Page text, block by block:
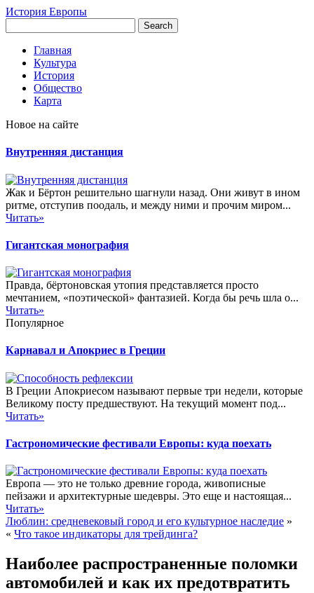
История Европы
Главная
Культура
История
Общество
Карта
Новое на сайте
Внутренняя дистанция
Жак и Бёртон решительно шагнули назад. Они живут в ином
ритме, отступив поодаль, и между ними и прочим миром...
Читать»
Гигантская монография
Правда, бёртоновская утопия представляется просто
мечтанием, «поэтической» фантазией. Когда бы речь шла о...
Читать»
Популярное
Карнавал и Апокриес в Греции
В Греции Апокриесом называют первые три недели, которые
Великому посту предшествуют. На текущий момент под...
Читать»
Гастрономические фестивали Европы: куда поехать
Европа — это не только древние города, живописные
пейзажи и архитектурные шедевры. Это еще и настоящая...
Читать»
Люблин: средневековый город и его культурное наследие »
« Что такое индикаторы для трейдинга?
Наиболее распространенные поломки
автомобилей и как их предотвратить